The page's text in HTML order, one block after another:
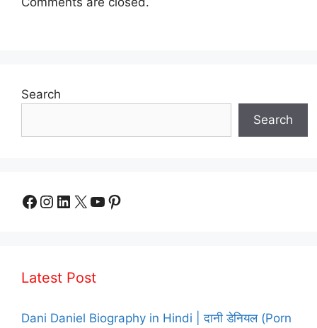
Search
Search
Facebook
Instagram
LinkedIn
X YouTube
Pinterest
Latest Post
Dani Daniel Biography in Hindi | दानी डेनियल (Porn